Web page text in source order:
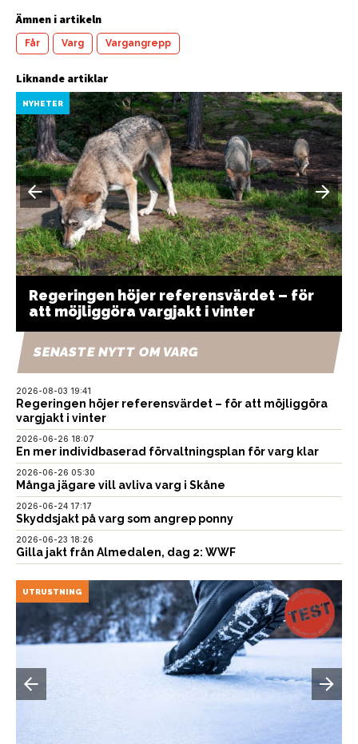
Ämnen i artikeln
Får Varg Vargangrepp
Liknande artiklar
NYHETER
Regeringen höjer referensvärdet – för
att möjliggöra vargjakt i vinter
SENASTE NYTT OM VARG
2026-08-03 19:41
Regeringen höjer referensvärdet – för att möjliggöra
vargjakt i vinter
2026-06-26 18:07
En mer individbaserad förvaltningsplan för varg klar
2026-06-26 05:30
Många jägare vill avliva varg i Skåne
2026-06-24 17:17
Skyddsjakt på varg som angrep ponny
2026-06-23 18:26
Gilla jakt från Almedalen, dag 2: WWF
UTRUSTNING